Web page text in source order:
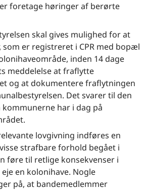
foretage høringer af berørte
skal gives mulighed for at
som er registreret i CPR med bopæl
inden 14 dage
meddelelse at fraflytte
og at dokumentere fraflytningen
Det svarer til den
har i dag på
lovgivning indføres en
strafbare forhold begået i
føre til retlige konsekvenser i
en kolonihave. Nogle
på, at bandemedlemmer